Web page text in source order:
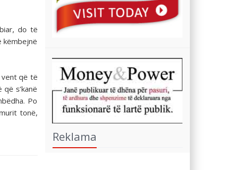
do të
këmbejnë
vent që të
s’kanë
Po
tonë,
Reklama